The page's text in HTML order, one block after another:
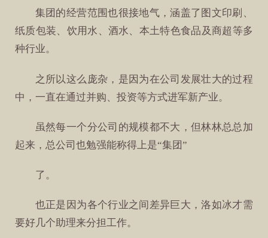
集团的经营范围也很接地气，涵盖了图文印刷、
纸质包装、饮用水、酒水、本土特色食品及商超等多
种行业。
之所以这么庞杂，是因为在公司发展壮大的过程
中，一直在通过并购、投资等方式进军新产业。
虽然每一个分公司的规模都不大，但林林总总加
起来，总公司也勉强能称得上是“集团”
了。
也正是因为各个行业之间差异巨大，洛如冰才需
要好几个助理来分担工作。